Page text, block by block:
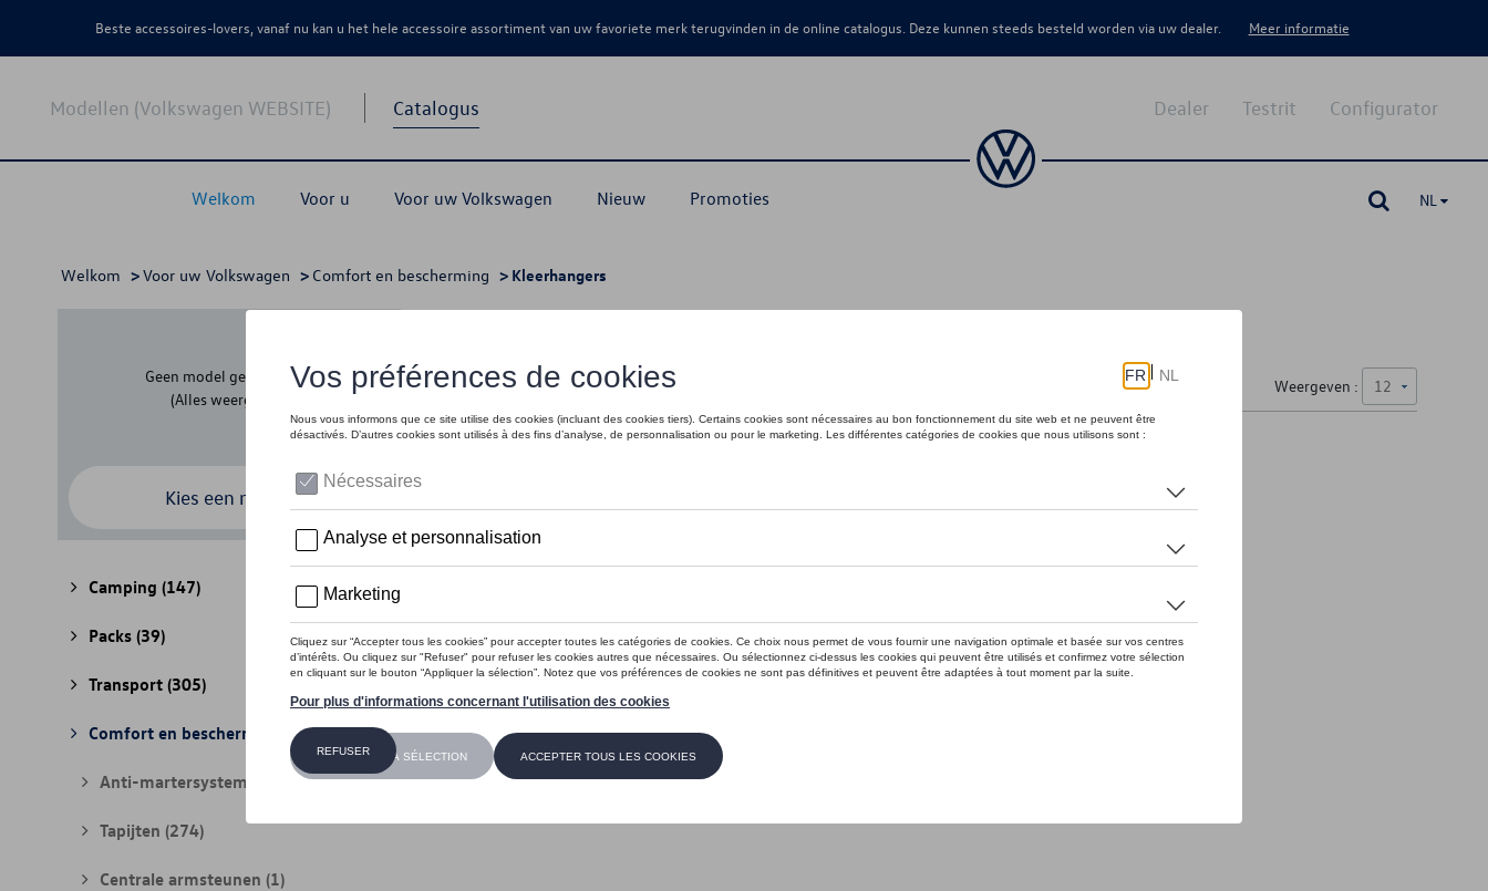
Beste accessoires-lovers, vanaf nu kan u het hele accessoire assortiment van uw favoriete merk terugvinden in de online catalogus. Deze kunnen steeds besteld worden via uw dealer. Meer informatie
Modellen (Volkswagen WEBSITE) Catalogus
Welkom Voor u Voor uw Volkswagen Nieuw Promoties
Configurator
Testrit
Dealer
NL
Welkom >Voor uw Volkswagen > Comfort en bescherming > Kleerhangers
Geen model geselecteerd
(Alles weergeven)
Kies een model
Camping (147)
Packs (39)
Transport (305)
Comfort en bescherming (841)
Anti-martersystemen (17)
Tapijten (274)
Centrale armsteunen (1)
Weergeven :